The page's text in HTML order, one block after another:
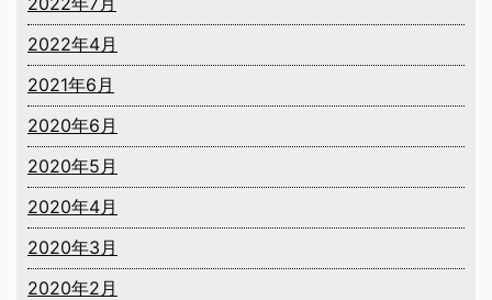
2022年4月
2021年6月
2020年6月
2020年5月
2020年4月
2020年3月
2020年2月